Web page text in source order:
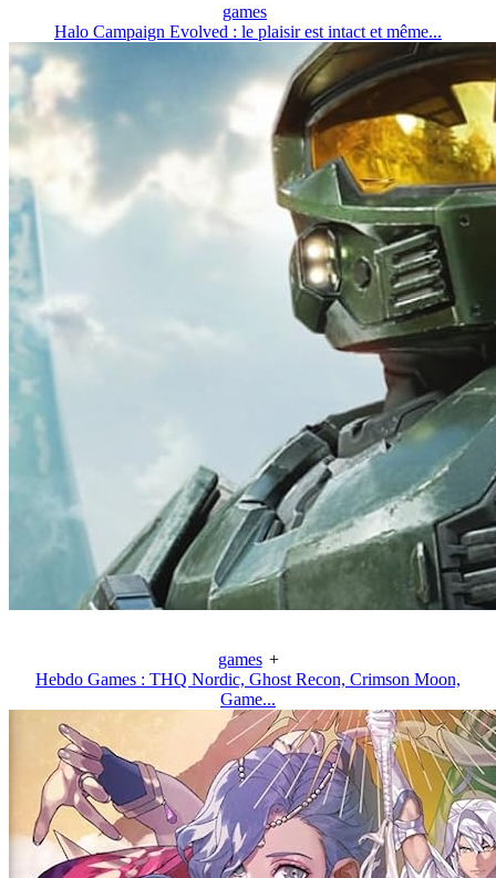
games
Halo Campaign Evolved : le plaisir est intact et même...
games +
Hebdo Games : THQ Nordic, Ghost Recon, Crimson Moon,
Game...